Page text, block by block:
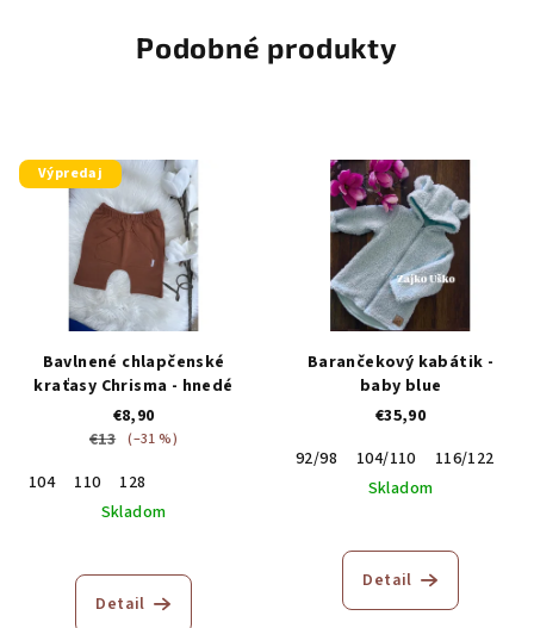
Podobné produkty
Výpredaj
Bavlnené chlapčenské
kraťasy Chrisma - hnedé
€8,90
€13 (–31 %)
104 110
128
Skladom
Detail
Barančekový kabátik -
baby blue
€35,90
92/98
104/110
116/122
Skladom
Detail